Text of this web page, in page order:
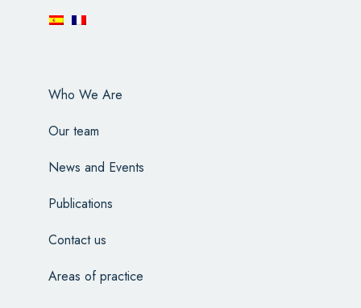
Who We Are
Our team
News and Events
Publications
Contact us
Areas of practice